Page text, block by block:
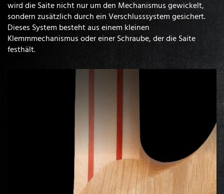
wird die Saite nicht nur um den Mechanismus gewickelt,
sondern zusätzlich durch ein Verschlusssystem gesichert.
Dieses System besteht aus einem kleinen
Klemmmechanismus oder einer Schraube, der die Saite
festhält.